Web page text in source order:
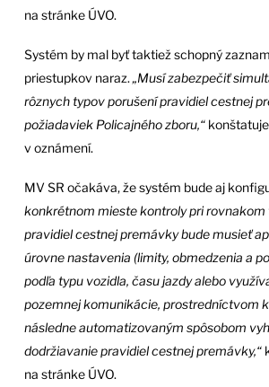
na stránke ÚVO.
Systém by mal byť taktiež schopný
priestupkov naraz. „Musí zabezpečiť
rôznych typov porušení pravidiel cestnej
požiadaviek Policajného zboru,“
v oznámení.
MV SR očakáva, že systém bude aj
konkrétnom mieste kontroly pri rovnakom
pravidiel cestnej premávky bude musieť
úrovne nastavenia (limity, obmedzenia a
podľa typu vozidla, času jazdy alebo
pozemnej komunikácie, prostredníctvom
následne automatizovaným spôsobom
dodržiavanie pravidiel cestnej premávky,“
na stránke ÚVO.